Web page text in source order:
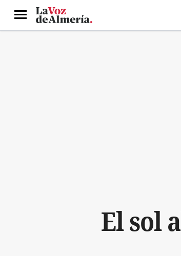
Menú
El sol